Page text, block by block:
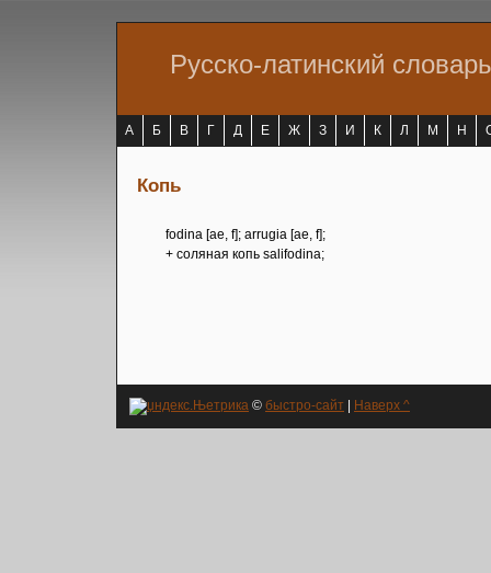
Русско-латинский словарь
А Б В Г Д Е Ж З И К Л М Н
Копь
fodina [ae, f]; arrugia [ae, f];
+ соляная копь salifodina;
© быстро-сайт | Наверх ^